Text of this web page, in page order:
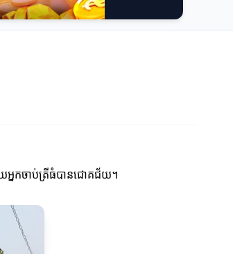
អ្នកចាប់ត្រីធំបានជោគជ័យ។